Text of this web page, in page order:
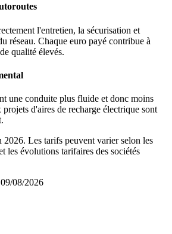
l'entretien, la sécurisation et
réseau. Chaque euro payé contribue à
qualité élevés.
une conduite plus fluide et donc moins
d'aires de recharge électrique sont
2026. Les tarifs peuvent varier selon les
les évolutions tarifaires des sociétés
09/08/2026